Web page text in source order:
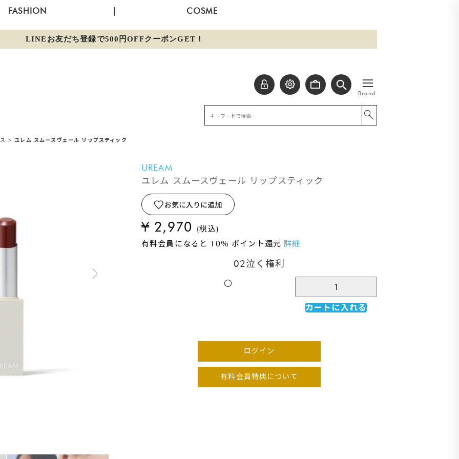
FASHION COSME
LINEお友だち登録で500円OFFクーポンGET！
≡
Brand
> ユレム スムースヴェール リップスティック
UREAM
ユレム スムースヴェール リップスティック
お気に入りに追加
¥ 2,970
(税込)
有料会員になると 10％ ポイント還元詳細
02泣く権利
〇
カートに入れる
ログイン
有料会員特典について